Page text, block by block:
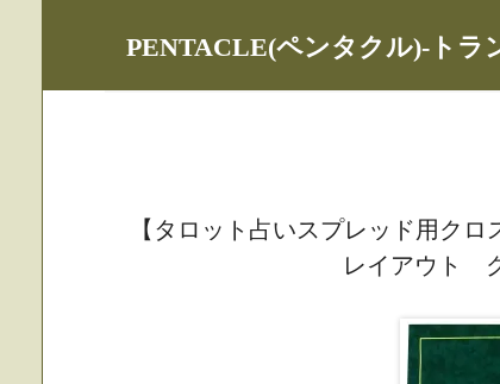
PENTACLE(ペンタクル)-トラ
【タロット占いスプレッド用ク
レイアウト